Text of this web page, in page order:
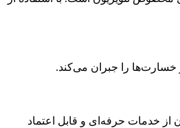
را جبران می‌کند.
از خدمات حرفه‌ای و قابل اعتماد